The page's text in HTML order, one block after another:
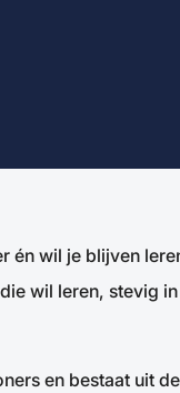
én wil je blijven
wil leren, stevig
en bestaat uit